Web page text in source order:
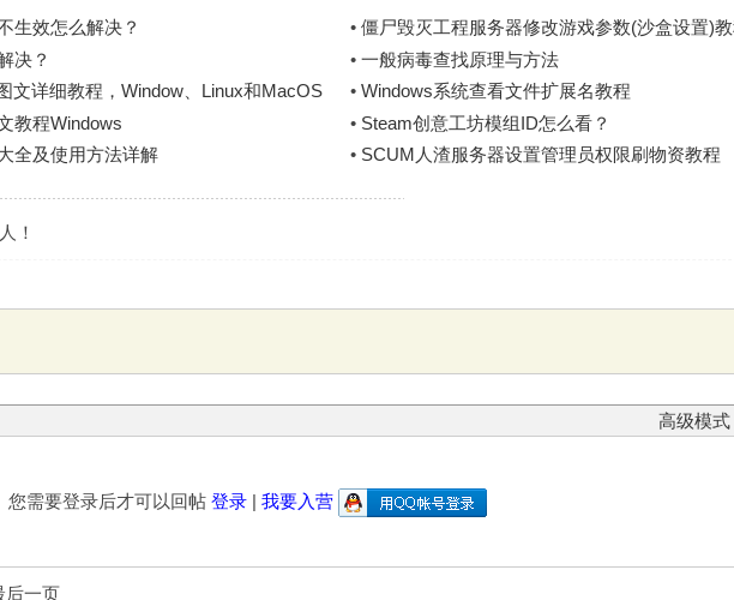
生效怎么解决？ • 僵尸毁灭工程服务器修改游戏参数(沙盒设置)
决？ • 一般病毒查找原理与方法
文详细教程，Window、Linux和MacOS • Windows系统查看文件扩展名教程
教程Windows • Steam创意工坊模组ID怎么看？
全及使用方法详解 • SCUM人渣服务器设置管理员权限刷物资教程
！
高级模式
您需要登录后才可以回帖 登录 | 我要入营
后一页